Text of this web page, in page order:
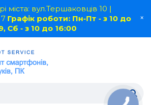
міста: вул.Тершаковців 10 |
Графік роботи: Пн-Пт - з 10 до
Сб - з 10 до 16:00